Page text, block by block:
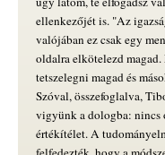
ellenkezőjét is. "Az
valójában ez csak egy
oldalra elkötelezd magad.
tetszelegni magad és
Szóval, összefoglalva,
vigyünk a dologba: nincs
értékítélet. A